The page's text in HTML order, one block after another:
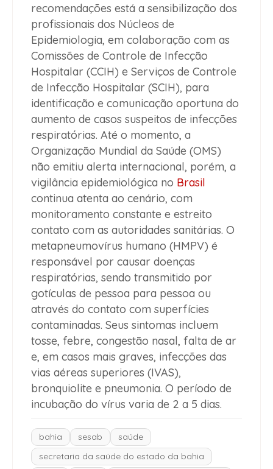
recomendações está a sensibilização dos
profissionais dos Núcleos de
Epidemiologia, em colaboração com as
Comissões de Controle de Infecção
Hospitalar (CCIH) e Serviços de Controle
de Infecção Hospitalar (SCIH), para
identificação e comunicação oportuna do
aumento de casos suspeitos de infecções
respiratórias. Até o momento, a
Organização Mundial da Saúde (OMS)
não emitiu alerta internacional, porém, a
vigilância epidemiológica no Brasil
continua atenta ao cenário, com
monitoramento constante e estreito
contato com as autoridades sanitárias. O
metapneumovírus humano (HMPV) é
responsável por causar doenças
respiratórias, sendo transmitido por
gotículas de pessoa para pessoa ou
através do contato com superfícies
contaminadas. Seus sintomas incluem
tosse, febre, congestão nasal, falta de ar
e, em casos mais graves, infecções das
vias aéreas superiores (IVAS),
bronquiolite e pneumonia. O período de
incubação do vírus varia de 2 a 5 dias.
bahia sesab
saúde
secretaria da saúde do estado da bahia